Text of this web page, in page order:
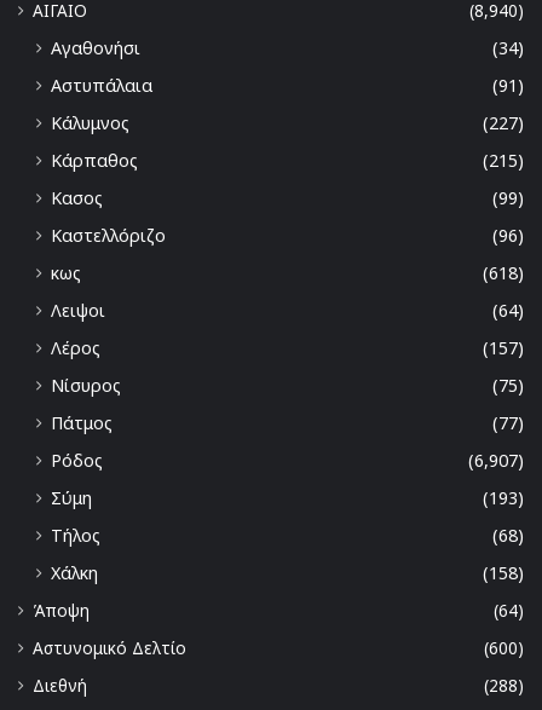
ΑΙΓΑΙΟ
(8,940)
Αγαθονήσι
(34)
Αστυπάλαια
(91)
Κάλυμνος
(227)
Κάρπαθος
(215)
Κασος
(99)
Καστελλόριζο
(96)
κως
(618)
Λειψοι
(64)
Λέρος
(157)
Νίσυρος
(75)
Πάτμος
(77)
Ρόδος
(6,907)
Σύμη
(193)
Τήλος
(68)
Χάλκη
(158)
Άποψη
(64)
Αστυνομικό Δελτίο
(600)
Διεθνή
(288)